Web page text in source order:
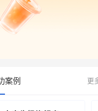
有赞公益
站点地图
案例 更